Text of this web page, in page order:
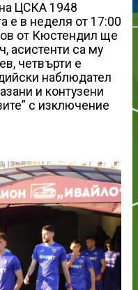
ЦСКА 1948
е в неделя от 17:00
от Кюстендил ще
асистенти са му
четвърти е
наблюдател
и контузени
с изключение